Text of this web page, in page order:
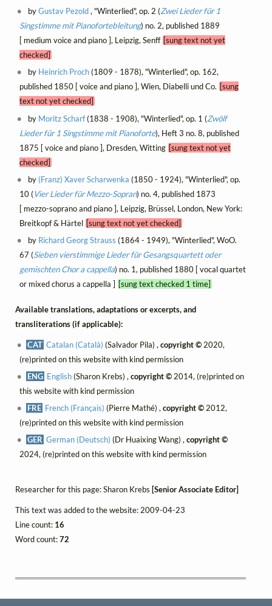
byGustav Pezold, "Winterlied", op. 2 (Zwei Lieder für 1
Singstimme mit Pianofortebleitung) no. 2, published 1889
[ medium voice and piano ], Leipzig, Senff [sung text not yet
checked]
by Heinrich Proch(1809 - 1878), "Winterlied", op. 162,
published 1850 [ voice and piano ], Wien, Diabelli und Co. [sung
text not yet checked]
by Moritz Scharf(1838 - 1908), "Winterlied", op. 1 (Zwölf
Lieder für 1 Singstimme mit Pianoforte), Heft 3 no. 8, published
1875 [ voice and piano ], Dresden, Witting [sung text not yet
checked]
by (Franz) Xaver Scharwenka (1850 - 1924), "Winterlied", op.
10 (Vier Lieder für Mezzo-Sopran) no. 4, published 1873
[ mezzo-soprano and piano ], Leipzig, Brüssel, London, New York:
Breitkopf & Härtel [sung text not yet checked]
by Richard Georg Strauss (1864 - 1949), "Winterlied", WoO.
67 (Sieben vierstimmige Lieder für Gesangsquartett oder
gemischten Chor a cappella) no. 1, published 1880 [ vocal quartet
or mixed chorus a cappella ] [sung text checked 1 time]
Available translations, adaptations or excerpts, and
transliterations (if applicable):
CAT Catalan (Català) (Salvador Pila) ,copyright © 2020,
(re)printed on this website with kind permission
ENG English(Sharon Krebs) ,copyright © 2014, (re)printed on
this website with kind permission
FRE French (Français) (Pierre Mathé) ,copyright © 2012,
(re)printed on this website with kind permission
GER German (Deutsch) (Dr Huaixing Wang) ,copyright ©
2024, (re)printed on this website with kind permission
Researcher for this page: Sharon Krebs [Senior Associate Editor]
This text was added to the website: 2009-04-23
Line count: 16
Word count:72